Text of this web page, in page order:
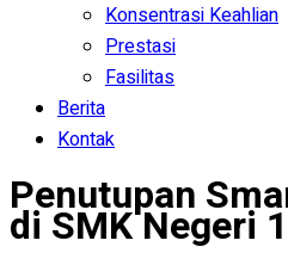
Konsentrasi Keahlian
Prestasi
Fasilitas
Berita
Kontak
Penutupan
di SMK Negeri